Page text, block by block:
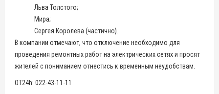
Льва Толстого;
Мира;
Сергея Королева (частично).
В компании отмечают, что отключение необходимо для
проведения ремонтных работ на электрических сетях и просят
жителей с пониманием отнестись к временным неудобствам.
OT24h: 022-43-11-11